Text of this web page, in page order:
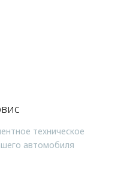
техническое
автомобиля